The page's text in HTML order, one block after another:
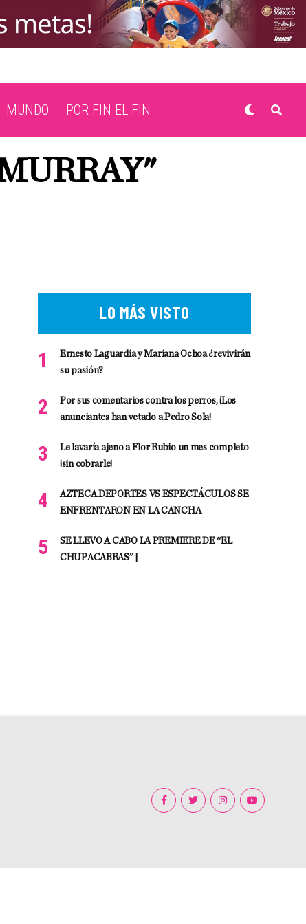
MUNDO POR FIN EL FIN
LO MÁS VISTO
Ernesto Laguardia y Mariana Ochoa ¿revivirán
su pasión?
Por sus comentarios contra los perros, ¡Los
anunciantes han vetado a Pedro Sola!
Le lavaría ajeno a Flor Rubio un mes completo
¡sin cobrarle!
AZTECA DEPORTES VS ESPECTÁCULOS SE
ENFRENTARON EN LA CANCHA
SE LLEVO A CABO LA PREMIERE DE “EL
CHUPACABRAS” |